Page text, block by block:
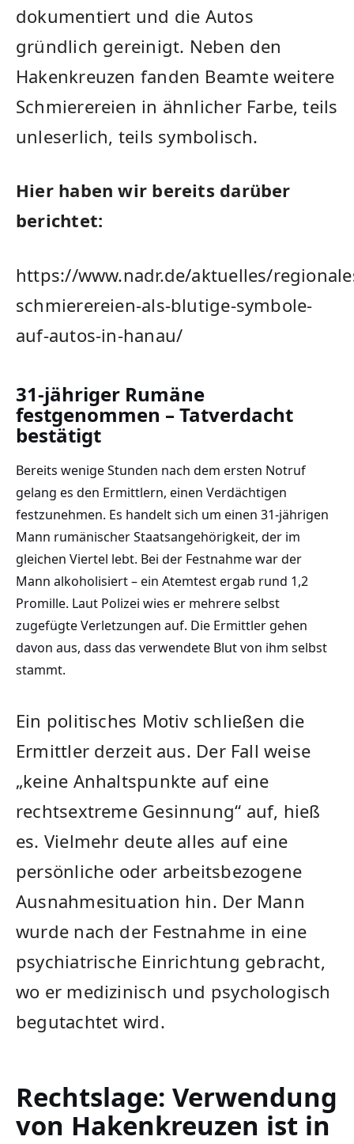
dokumentiert und die Autos
gründlich gereinigt. Neben den
Hakenkreuzen fanden Beamte weitere
Schmierereien in ähnlicher Farbe, teils
unleserlich, teils symbolisch.
Hier haben wir bereits darüber
berichtet:
https://www.nadr.de/aktuelles/
schmierereien-als-blutige-symbole-
auf-autos-in-hanau/
31-jähriger Rumäne
festgenommen – Tatverdacht
bestätigt
Bereits wenige Stunden nach dem ersten Notruf
gelang es den Ermittlern, einen Verdächtigen
festzunehmen. Es handelt sich um einen 31-jährigen
Mann rumänischer Staatsangehörigkeit, der im
gleichen Viertel lebt. Bei der Festnahme war der
Mann alkoholisiert – ein Atemtest ergab rund 1,2
Promille. Laut Polizei wies er mehrere selbst
zugefügte Verletzungen auf. Die Ermittler gehen
davon aus, dass das verwendete Blut von ihm selbst
stammt.
Ein politisches Motiv schließen die
Ermittler derzeit aus. Der Fall weise
„keine Anhaltspunkte auf eine
rechtsextreme Gesinnung“ auf, hieß
es. Vielmehr deute alles auf eine
persönliche oder arbeitsbezogene
Ausnahmesituation hin. Der Mann
wurde nach der Festnahme in eine
psychiatrische Einrichtung gebracht,
wo er medizinisch und psychologisch
begutachtet wird.
Rechtslage: Verwendung
von Hakenkreuzen ist in